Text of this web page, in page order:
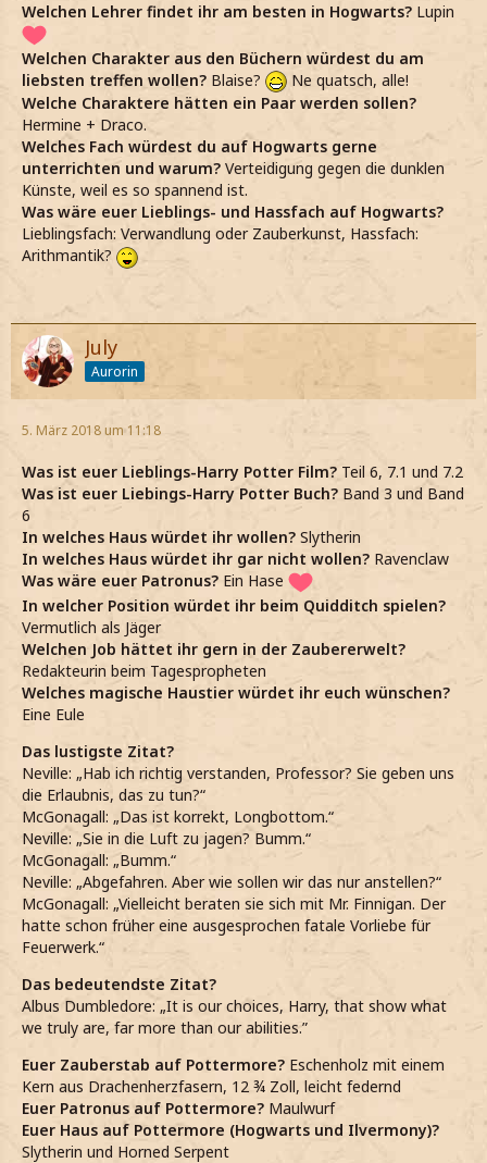
Welchen Lehrer findet ihr am besten in Hogwarts? Lupin
Welchen Charakter aus den Büchern würdest du am
liebsten treffen wollen? Blaise?
Ne quatsch, alle!
Welche Charaktere hätten ein Paar werden sollen?
Hermine + Draco.
Welches Fach würdest du auf Hogwarts gerne
unterrichten und warum? Verteidigung gegen die dunklen
Künste, weil es so spannend ist.
Was wäre euer Lieblings- und Hassfach auf Hogwarts?
Lieblingsfach: Verwandlung oder Zauberkunst, Hassfach:
Arithmantik?
July
Aurorin
5. März 2018 um 11:18
Was ist euer Lieblings-Harry Potter Film? Teil 6, 7.1 und 7.2
Was ist euer Liebings-Harry Potter Buch? Band 3 und Band
6
In welches Haus würdet ihr wollen? Slytherin
In welches Haus würdet ihr gar nicht wollen? Ravenclaw
Was wäre euer Patronus? Ein Hase
In welcher Position würdet ihr beim Quidditch spielen?
Vermutlich als Jäger
Welchen Job hättet ihr gern in der Zaubererwelt?
Redakteurin beim Tagespropheten
Welches magische Haustier würdet ihr euch wünschen?
Eine Eule
Das lustigste Zitat?
Neville: „Hab ich richtig verstanden, Professor? Sie geben uns
die Erlaubnis, das zu tun?“
McGonagall: „Das ist korrekt, Longbottom.“
Neville: „Sie in die Luft zu jagen? Bumm.“
McGonagall: „Bumm.“
Neville: „Abgefahren. Aber wie sollen wir das nur anstellen?“
McGonagall: „Vielleicht beraten sie sich mit Mr. Finnigan. Der
hatte schon früher eine ausgesprochen fatale Vorliebe für
Feuerwerk.“
Das bedeutendste Zitat?
Albus Dumbledore: „It is our choices, Harry, that show what
we truly are, far more than our abilities.”
Euer Zauberstab auf Pottermore? Eschenholz mit einem
Kern aus Drachenherzfasern, 12 ¾ Zoll, leicht federnd
Euer Patronus auf Pottermore? Maulwurf
Euer Haus auf Pottermore (Hogwarts und Ilvermony)?
Slytherin und Horned Serpent